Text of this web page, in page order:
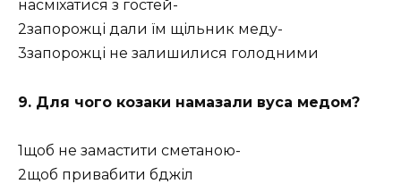
насміхатися з гостей-
2запорожці дали їм щільник меду-
3запорожці не залишилися голодними
9. Для чого козаки намазали вуса медом?
1щоб не замастити сметаною-
2щоб привабити бджіл